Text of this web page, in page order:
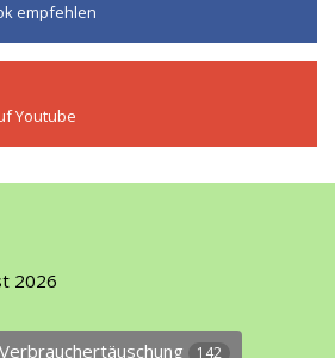
empfehlen
Youtube
2026
Verbrauchertäuschung 142